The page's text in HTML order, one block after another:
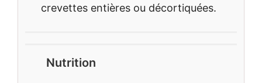
crevettes entières ou décortiquées.
Nutrition